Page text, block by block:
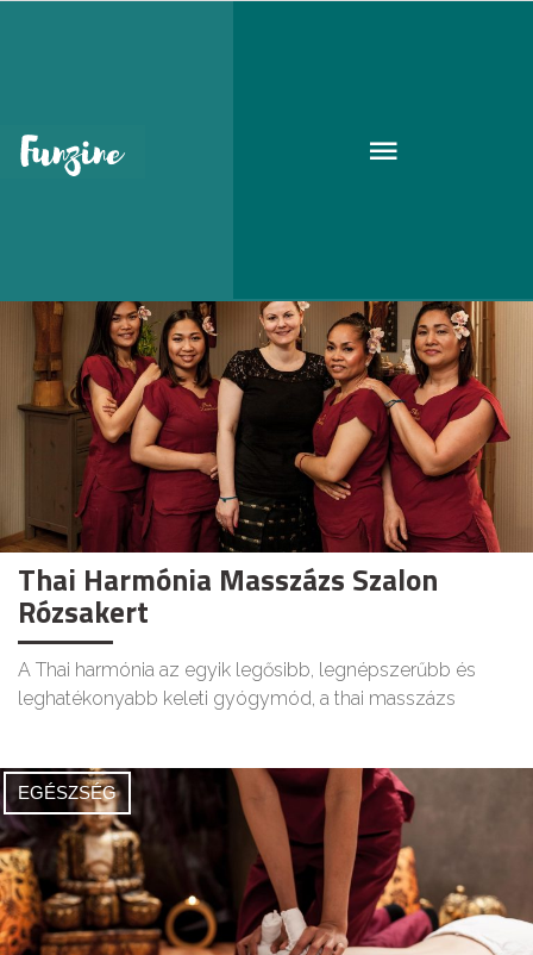
thai masszázs
Thai Harmónia Masszázs Szalon
Rózsakert
A Thai harmónia az egyik legősibb, legnépszerűbb és
leghatékonyabb keleti gyógymód, a thai masszázs
EGÉSZSÉG